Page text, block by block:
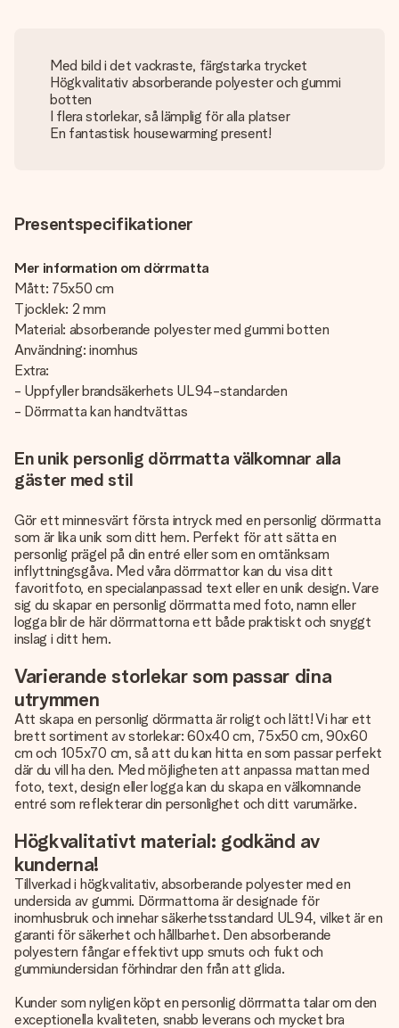
Med bild i det vackraste, färgstarka trycket
Högkvalitativ absorberande polyester och gummi
botten
I flera storlekar, så lämplig för alla platser
En fantastisk housewarming present!
Presentspecifikationer
Mer information om dörrmatta
Mått: 75x50 cm
Tjocklek: 2 mm
Material: absorberande polyester med gummi botten
Användning: inomhus
Extra:
- Uppfyller brandsäkerhets UL94-standarden
- Dörrmatta kan handtvättas
En unik personlig dörrmatta välkomnar alla
gäster med stil
Gör ett minnesvärt första intryck med en personlig dörrmatta
som är lika unik som ditt hem. Perfekt för att sätta en
personlig prägel på din entré eller som en omtänksam
inflyttningsgåva. Med våra dörrmattor kan du visa ditt
favoritfoto, en specialanpassad text eller en unik design. Vare
sig du skapar en personlig dörrmatta med foto, namn eller
logga blir de här dörrmattorna ett både praktiskt och snyggt
inslag i ditt hem.
Varierande storlekar som passar dina
utrymmen
Att skapa en personlig dörrmatta är roligt och lätt! Vi har ett
brett sortiment av storlekar: 60x40 cm, 75x50 cm, 90x60
cm och 105x70 cm, så att du kan hitta en som passar perfekt
där du vill ha den. Med möjligheten att anpassa mattan med
foto, text, design eller logga kan du skapa en välkomnande
entré som reflekterar din personlighet och ditt varumärke.
Högkvalitativt material: godkänd av
kunderna!
Tillverkad i högkvalitativ, absorberande polyester med en
undersida av gummi. Dörrmattorna är designade för
inomhusbruk och innehar säkerhetsstandard UL94, vilket är en
garanti för säkerhet och hållbarhet. Den absorberande
polyestern fångar effektivt upp smuts och fukt och
gummiundersidan förhindrar den från att glida.
Kunder som nyligen köpt en personlig dörrmatta talar om den
exceptionella kvaliteten, snabb leverans och mycket bra